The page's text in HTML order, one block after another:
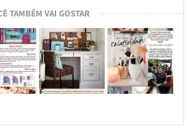
TAMBÉM VAI GOSTAR